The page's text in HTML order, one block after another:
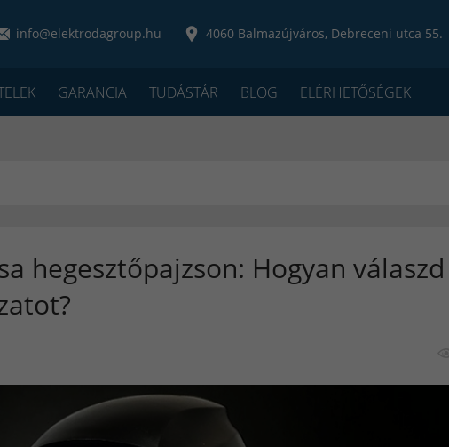
info@elektrodagroup.hu 4060 Balmazújváros, Debreceni utca 55.
GARANCIA TUDÁSTÁR BLOG
ELÉRHETŐSÉGEK
hegesztőpajzson: Hogyan